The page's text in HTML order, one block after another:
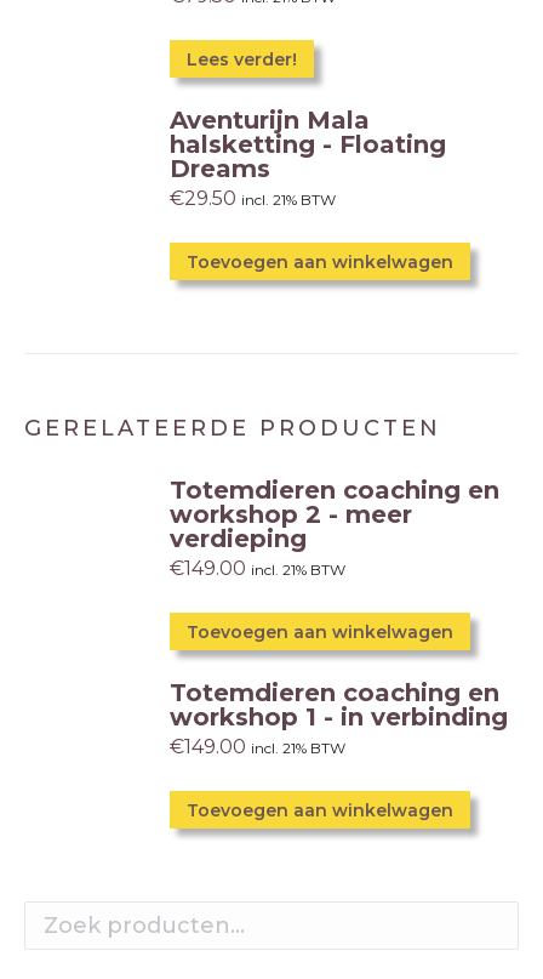
Lees verder!
Aventurijn Mala
halsketting - Floating
Dreams
€29.50 incl. 21% BTW
Toevoegen aan winkelwagen
GERELATEERDE PRODUCTEN
Totemdieren coaching en
workshop 2 - meer
verdieping
€149.00 incl. 21% BTW
Toevoegen aan winkelwagen
Totemdieren coaching en
workshop 1 - in verbinding
€149.00 incl. 21% BTW
Toevoegen aan winkelwagen